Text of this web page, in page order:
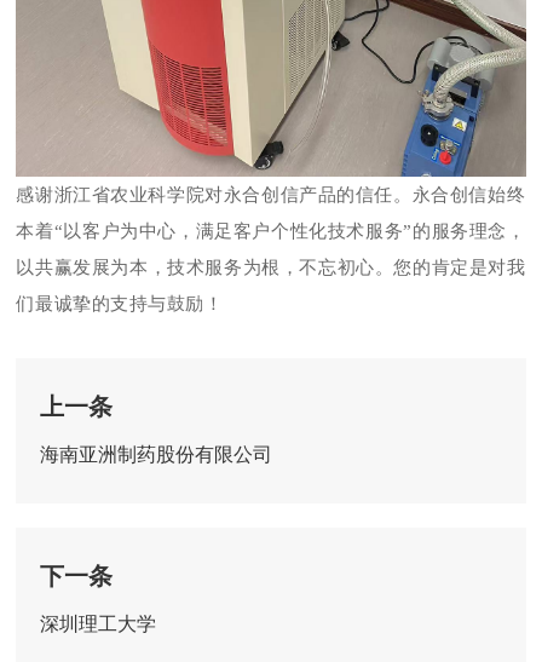
感谢浙江省农业科学院对永合创信产品的信任。永合创信始终
本着“以客户为中心，满足客户个性化技术服务”的服务理念，
以共赢发展为本，技术服务为根，不忘初心。您的肯定是对我
们最诚挚的支持与鼓励！
上一条
海南亚洲制药股份有限公司
下一条
深圳理工大学